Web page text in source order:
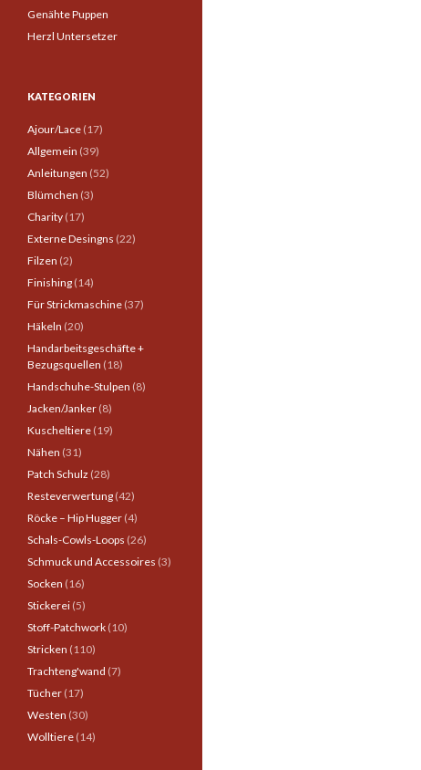
Genähte Puppen
Herzl Untersetzer
KATEGORIEN
Ajour/Lace (17)
Allgemein (39)
Anleitungen (52)
Blümchen (3)
Charity (17)
Externe Desingns (22)
Filzen (2)
Finishing (14)
Für Strickmaschine (37)
Häkeln (20)
Handarbeitsgeschäfte +
Bezugsquellen (18)
Handschuhe-Stulpen (8)
Jacken/Janker (8)
Kuscheltiere (19)
Nähen (31)
Patch Schulz (28)
Resteverwertung (42)
Röcke – Hip Hugger (4)
Schals-Cowls-Loops (26)
Schmuck und Accessoires (3)
Socken (16)
Stickerei (5)
Stoff-Patchwork (10)
Stricken (110)
Trachteng'wand (7)
Tücher (17)
Westen (30)
Wolltiere (14)